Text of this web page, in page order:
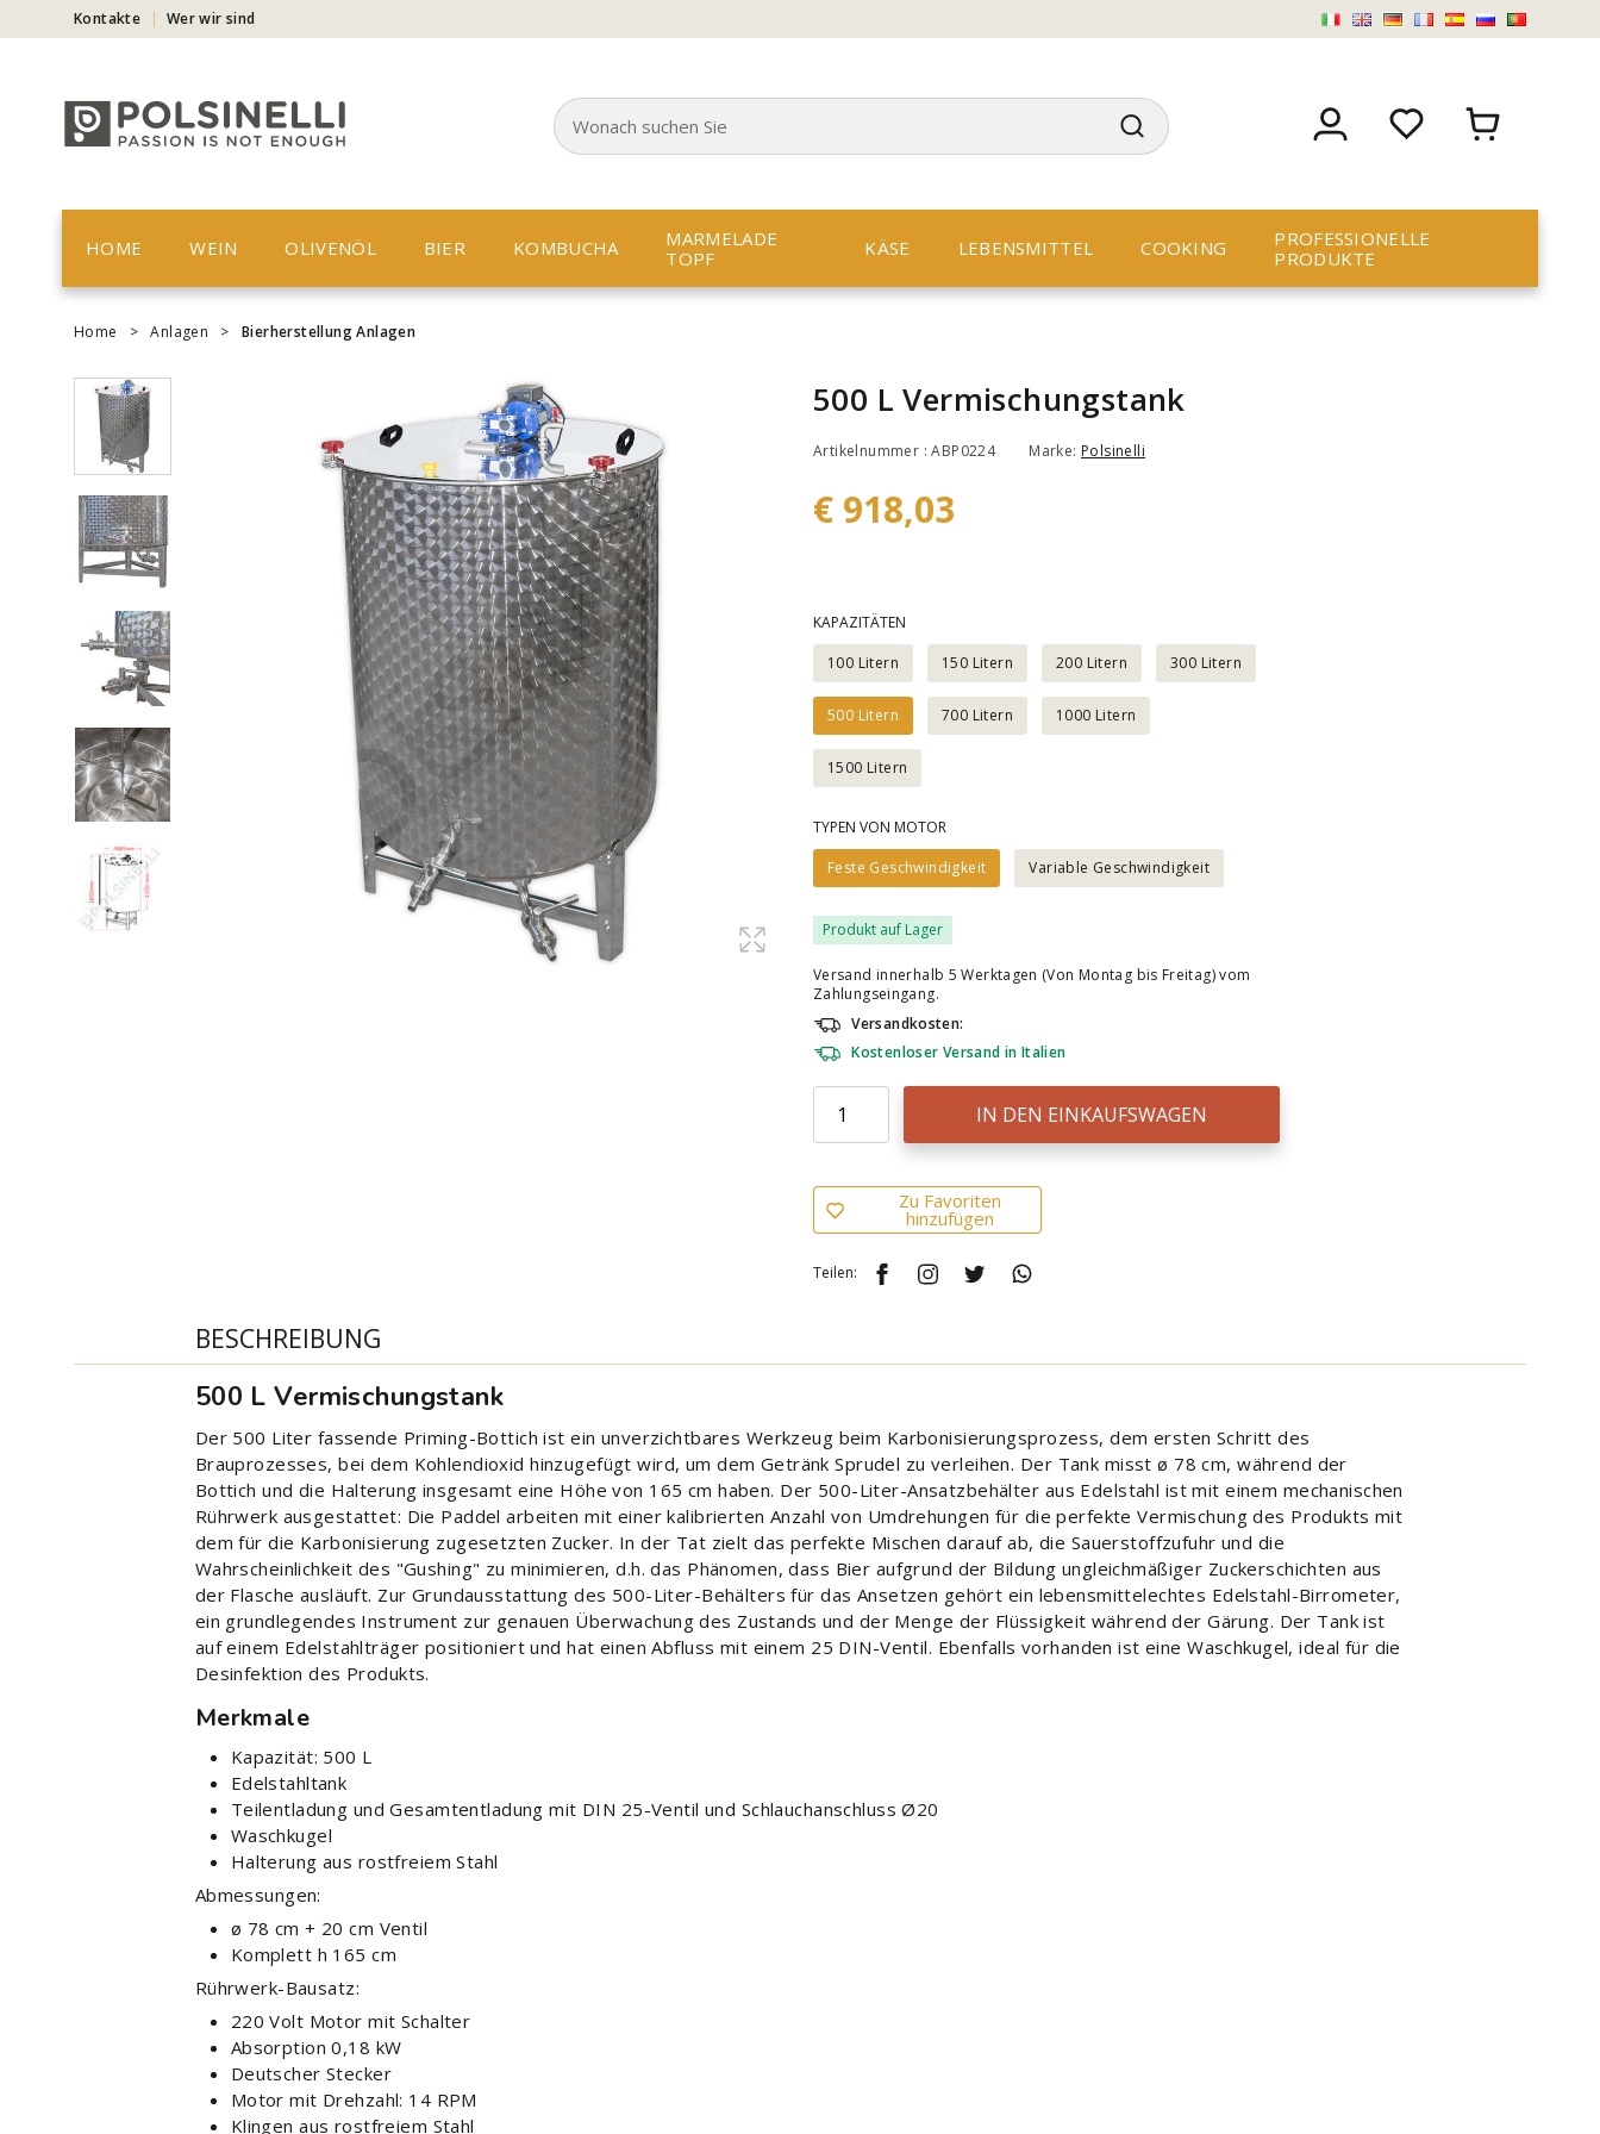
Kontakte Wer wir sind
HOME WEIN OLIVENÖL BIER KOMBUCHA
MARMELADE
TOPF
KÄSE LEBENSMITTEL COOKING
PROFESSIONELLE
PRODUKTE
Home > Anlagen > Bierherstellung Anlagen
500 L Vermischungstank
Artikelnummer : ABP0224 Marke: Polsinelli
€ 918,03
KAPAZITÄTEN
100 Litern
150 Litern 200 Litern 300 Litern
500 Litern 700 Litern 1000 Litern
1500 Litern
TYPEN VON MOTOR
Feste Geschwindigkeit
Variable Geschwindigkeit
Produkt auf Lager
Versand innerhalb 5 Werktagen (Von Montag bis Freitag) vom
Zahlungseingang.
Versandkosten:
Kostenloser Versand in Italien
IN DEN EINKAUFSWAGEN
Zu Favoriten
hinzufügen
Teilen:
BESCHREIBUNG
500 L Vermischungstank
Der 500 Liter fassende Priming-Bottich ist ein unverzichtbares Werkzeug beim Karbonisierungsprozess, dem ersten Schritt des
Brauprozesses, bei dem Kohlendioxid hinzugefügt wird, um dem Getränk Sprudel zu verleihen. Der Tank misst ø 78 cm, während der
Bottich und die Halterung insgesamt eine Höhe von 165 cm haben. Der 500-Liter-Ansatzbehälter aus Edelstahl ist mit einem mechanischen
Rührwerk ausgestattet: Die Paddel arbeiten mit einer kalibrierten Anzahl von Umdrehungen für die perfekte Vermischung des Produkts mit
dem für die Karbonisierung zugesetzten Zucker. In der Tat zielt das perfekte Mischen darauf ab, die Sauerstoffzufuhr und die
Wahrscheinlichkeit des "Gushing" zu minimieren, d.h. das Phänomen, dass Bier aufgrund der Bildung ungleichmäßiger Zuckerschichten aus
der Flasche ausläuft. Zur Grundausstattung des 500-Liter-Behälters für das Ansetzen gehört ein lebensmittelechtes Edelstahl-Birrometer,
ein grundlegendes Instrument zur genauen Überwachung des Zustands und der Menge der Flüssigkeit während der Gärung. Der Tank ist
auf einem Edelstahlträger positioniert und hat einen Abfluss mit einem 25 DIN-Ventil. Ebenfalls vorhanden ist eine Waschkugel, ideal für die
Desinfektion des Produkts.
Merkmale
Kapazität: 500 L
Edelstahltank
Teilentladung und Gesamtentladung mit DIN 25-Ventil und Schlauchanschluss Ø20
Waschkugel
Halterung aus rostfreiem Stahl
Abmessungen:
ø 78 cm + 20 cm Ventil
Komplett h 165 cm
Rührwerk-Bausatz:
220 Volt Motor mit Schalter
Absorption 0,18 kW
Deutscher Stecker
Motor mit Drehzahl: 14 RPM
Klingen aus rostfreiem Stahl